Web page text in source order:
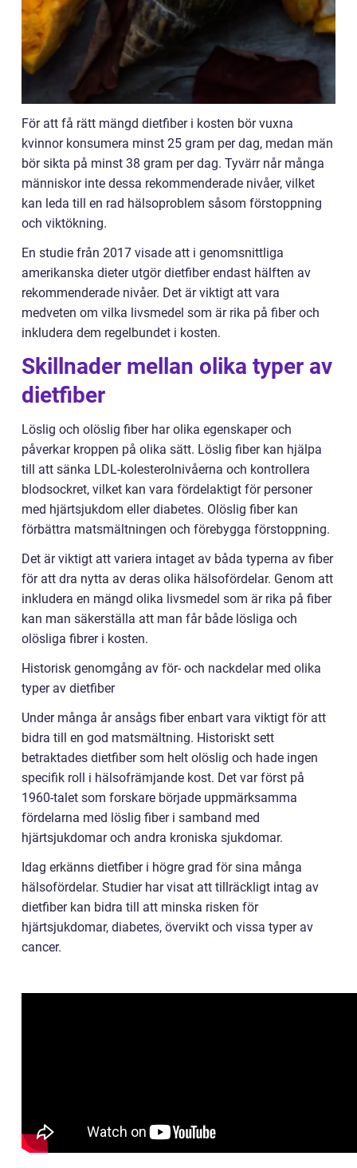
För att få rätt mängd dietfiber i kosten bör vuxna
kvinnor konsumera minst 25 gram per dag, medan män
bör sikta på minst 38 gram per dag. Tyvärr når många
människor inte dessa rekommenderade nivåer, vilket
kan leda till en rad hälsoproblem såsom förstoppning
och viktökning.
En studie från 2017 visade att i genomsnittliga
amerikanska dieter utgör dietfiber endast hälften av
rekommenderade nivåer. Det är viktigt att vara
medveten om vilka livsmedel som är rika på fiber och
inkludera dem regelbundet i kosten.
Skillnader mellan olika typer av
dietfiber
Löslig och olöslig fiber har olika egenskaper och
påverkar kroppen på olika sätt. Löslig fiber kan hjälpa
till att sänka LDL-kolesterolnivåerna och kontrollera
blodsockret, vilket kan vara fördelaktigt för personer
med hjärtsjukdom eller diabetes. Olöslig fiber kan
förbättra matsmältningen och förebygga förstoppning.
Det är viktigt att variera intaget av båda typerna av fiber
för att dra nytta av deras olika hälsofördelar. Genom att
inkludera en mängd olika livsmedel som är rika på fiber
kan man säkerställa att man får både lösliga och
olösliga fibrer i kosten.
Historisk genomgång av för- och nackdelar med olika
typer av dietfiber
Under många år ansågs fiber enbart vara viktigt för att
bidra till en god matsmältning. Historiskt sett
betraktades dietfiber som helt olöslig och hade ingen
specifik roll i hälsofrämjande kost. Det var först på
1960-talet som forskare började uppmärksamma
fördelarna med löslig fiber i samband med
hjärtsjukdomar och andra kroniska sjukdomar.
Idag erkänns dietfiber i högre grad för sina många
hälsofördelar. Studier har visat att tillräckligt intag av
dietfiber kan bidra till att minska risken för
hjärtsjukdomar, diabetes, övervikt och vissa typer av
cancer.